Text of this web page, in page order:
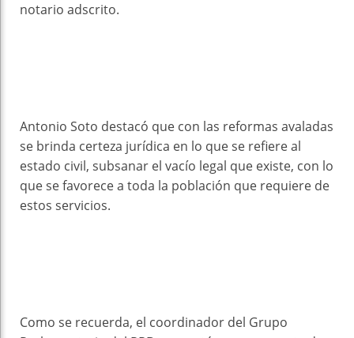
notario adscrito.
Antonio Soto destacó que con las reformas avaladas
se brinda certeza jurídica en lo que se refiere al
estado civil, subsanar el vacío legal que existe, con lo
que se favorece a toda la población que requiere de
estos servicios.
Como se recuerda, el coordinador del Grupo